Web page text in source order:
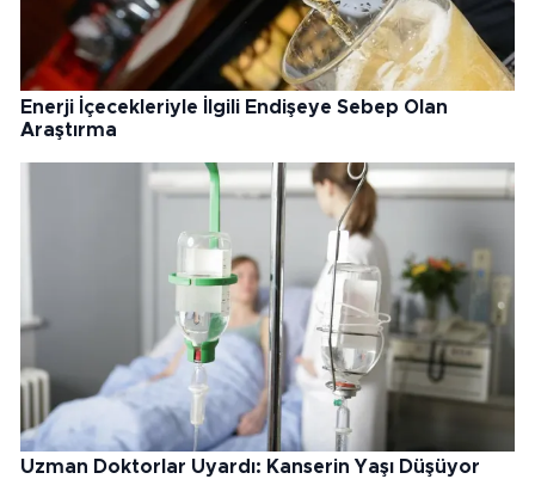
Enerji İçecekleriyle İlgili Endişeye Sebep Olan
Araştırma
Uzman Doktorlar Uyardı: Kanserin Yaşı Düşüyor